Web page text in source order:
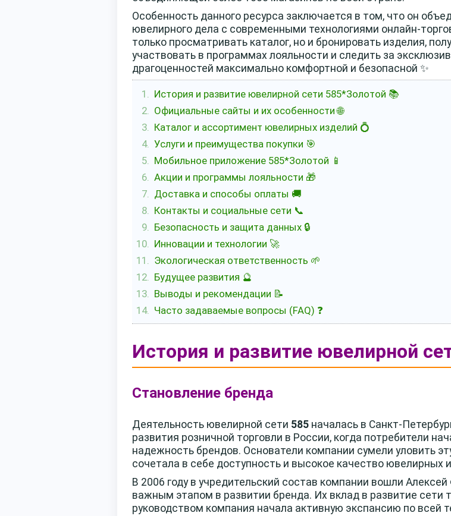
Особенность данного ресурса заключается в том, что он
ювелирного дела с современными технологиями онлайн-
только просматривать каталог, но и бронировать изделия,
участвовать в программах лояльности и следить за
драгоценностей максимально комфортной и безопасной ✨
История и развитие ювелирной сети 585*Золотой 📚
Официальные сайты и их особенности 🌐
Каталог и ассортимент ювелирных изделий 💍
Услуги и преимущества покупки 🎯
Мобильное приложение 585*Золотой 📱
Акции и программы лояльности 🎁
Доставка и способы оплаты 🚚
Контакты и социальные сети 📞
Безопасность и защита данных 🔒
Инновации и технологии 🚀
Экологическая ответственность 🌱
Будущее развития 🔮
Выводы и рекомендации 📝
Часто задаваемые вопросы (FAQ) ❓
История и развитие ювелирной
Становление бренда
Деятельность ювелирной сети 585 началась в Санкт-
развития розничной торговли в России, когда потребители
надежность брендов. Основатели компании сумели уловить
сочетала в себе доступность и высокое качество ювелирных
В 2006 году в учредительский состав компании вошли
важным этапом в развитии бренда. Их вклад в развитие сети
руководством компания начала активную экспансию по всей